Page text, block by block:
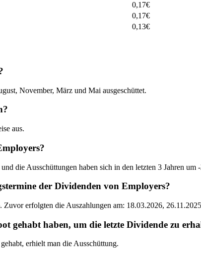
0,17€
0,17€
0,13€
November, März und Mai ausgeschüttet.
aus.
die Ausschüttungen haben sich in den letzten 3 Jahren um
der Dividenden von Employers?
erfolgten die Auszahlungen am: 18.03.2026,
gehabt haben, um die letzte Dividende zu
erhielt man die Ausschüttung.